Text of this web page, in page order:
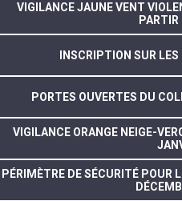
VIGILANCE JAUNE VENT
PARTIR
INSCRIPTION SUR
PORTES OUVERTES DU
VIGILANCE ORANGE NEIGE-
PÉRIMÈTRE DE SÉCURITÉ POUR